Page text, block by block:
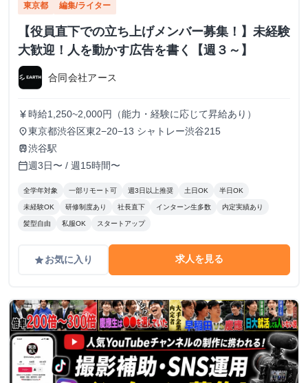
東京都 編集/ライター
【役員直下での立ち上げメンバー募集！】未経験
大歓迎！人を動かす広告を書く【週３～】
合同会社アース
currency_yen 時給1,250~2,000円（能力・経験に応じて昇給あり）
place東京都渋谷区東2−20−13 シャトレー渋谷215
train渋谷駅
calendar_today週3日〜 / 週15時間〜
全学年対象 一部リモート可 週3日以上推奨 土日OK 半日OK
未経験OK 研修制度あり 社長直下 インターン生多数 内定実績あり
髪型自由 私服OK スタートアップ
gradeお気に入り 求人を見る